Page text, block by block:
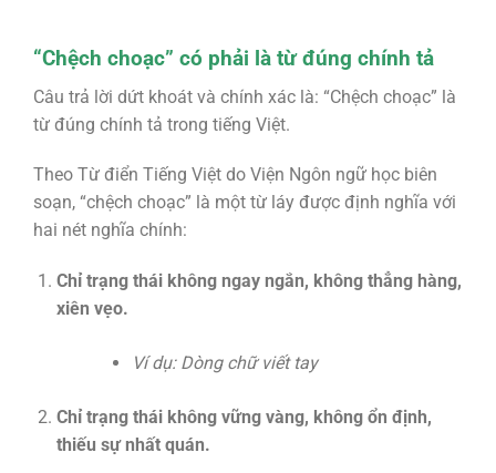
“Chệch choạc” có phải là từ đúng chính tả
Câu trả lời dứt khoát và chính xác là: “Chệch choạc” là
từ đúng chính tả trong tiếng Việt.
Theo Từ điển Tiếng Việt do Viện Ngôn ngữ học biên
soạn, “chệch choạc” là một từ láy được định nghĩa với
hai nét nghĩa chính:
Chỉ trạng thái không ngay ngắn, không thẳng hàng,
xiên vẹo.
Ví dụ: Dòng chữ viết tay
Chỉ trạng thái không vững vàng, không ổn định,
thiếu sự nhất quán.